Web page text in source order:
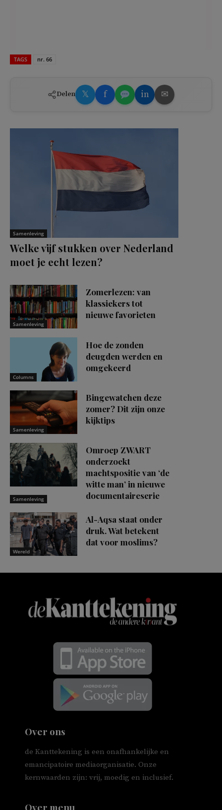
TAGS nr. 66
Delen 𝕏 f in ✉
Samenleving
Welke vijf stukken over Nederland
moet je echt lezen?
Samenleving
Zomerlezen: van
klassiekers tot
nieuwe favorieten
Columns
Hoe de zonden
deugden werden en
omgekeerd
Samenleving
Bingewatchen deze
zomer? Dit zijn onze
kijktips
Samenleving
Omroep ZWART
onderzoekt
machtspositie van ‘de
witte man’ in nieuwe
documentaireserie
Wereld
Al-Aqsa staat onder
druk. Wat betekent
dat voor moslims?
Over ons
de Kanttekening is een onafhankelijke en
emancipatoire mediaorganisatie. Onze
kernwaarden zijn: vrij, moedig en inclusief.
Over menu